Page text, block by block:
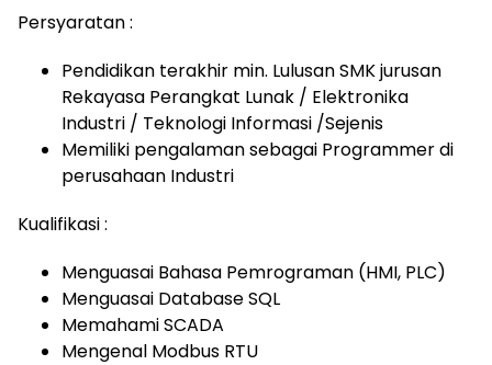
Persyaratan :
Pendidikan terakhir min. Lulusan SMK jurusan
Rekayasa Perangkat Lunak / Elektronika
Industri / Teknologi Informasi /Sejenis
Memiliki pengalaman sebagai Programmer di
perusahaan Industri
Kualifikasi :
Menguasai Bahasa Pemrograman (HMI, PLC)
Menguasai Database SQL
Memahami SCADA
Mengenal Modbus RTU